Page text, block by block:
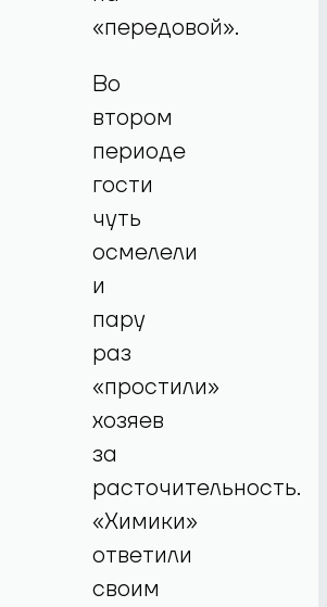
«передовой».
Во
втором
периоде
гости
чуть
осмелели
и
пару
раз
«простили»
хозяев
за
расточительность.
«Химики»
ответили
своим